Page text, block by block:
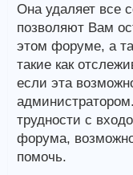
Она удаляет все
позволяют Вам
этом форуме, а
такие как
если эта
трудности с
форума,
помочь.